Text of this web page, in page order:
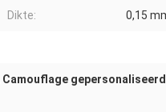
Dikte: 0,15
Camouflage